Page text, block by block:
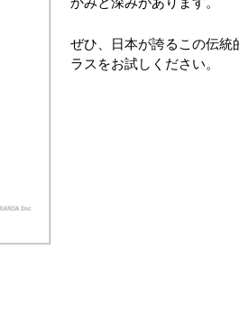
ぜひ、日本が誇るこの伝統
ラスをお試しください。